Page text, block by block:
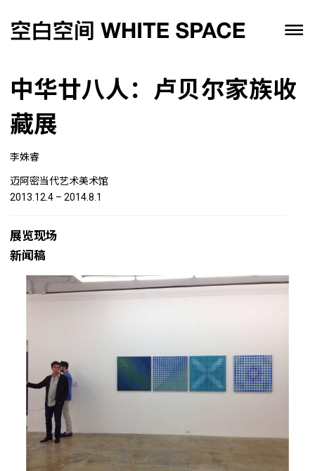
中华廿八人：卢贝尔家族收
藏展
李姝睿
迈阿密当代艺术美术馆
2013.12.4 – 2014.8.1
展览现场
新闻稿